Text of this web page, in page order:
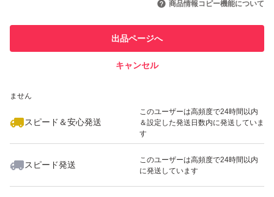
での取引実績があります
ません
スピード＆安心発送
このユーザーは高頻度で24時間以内
＆設定した発送日数内に発送していま
す
スピード発送
このユーザーは高頻度で24時間以内
に発送しています
商品情報コピー機能について
出品ページへ
キャンセル
いいね！
3,780